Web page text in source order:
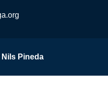
Nils Pineda